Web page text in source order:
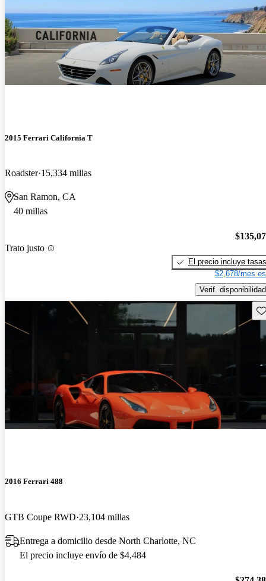
2015 Ferrari California T
Roadster 15,334 millas
San Ramon, CA
40 millas
Trato justo
El precio incluye tasas
$2,678/mes
Verif. disponibilidad
2016 Ferrari 488
GTB Coupe RWD 23,104 millas
Entrega a domicilio desde North Charlotte, NC
El precio incluye envío de $4,484